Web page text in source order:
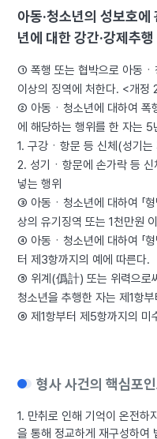
아동·청소년의 성보호
년에 대한 강간·강제추
① 폭행 또는 협박으로 아동ㆍ
이상의 징역에 처한다. <개정
② 아동ㆍ청소년에 대하여 폭
에 해당하는 행위를 한 자는
1. 구강ㆍ항문 등 신체(성기
2. 성기ㆍ항문에 손가락 등
넣는 행위
③ 아동ㆍ청소년에 대하여 「
상의 유기징역 또는 1천만원
④ 아동ㆍ청소년에 대하여 「
터 제3항까지의 예에 따른다.
⑤ 위계(僞計) 또는 위력으로
청소년을 추행한 자는 제1항
⑥ 제1항부터 제5항까지의 미
형사 사건의 핵심포
1. 만취로 인해 기억이 온전하
을 통해 정교하게 재구성하여